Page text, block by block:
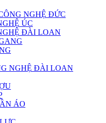
NGHỆ ĐỨC
ÚC
ĐÀI LOAN
NGHỆ ĐÀI LOAN
ÁO